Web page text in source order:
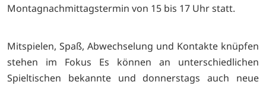
Montagnachmittagstermin von 15 bis 17 Uhr statt.
Mitspielen, Spaß, Abwechselung und Kontakte knüpfen
stehen im Fokus Es können an unterschiedlichen
Spieltischen bekannte und donnerstags auch neue